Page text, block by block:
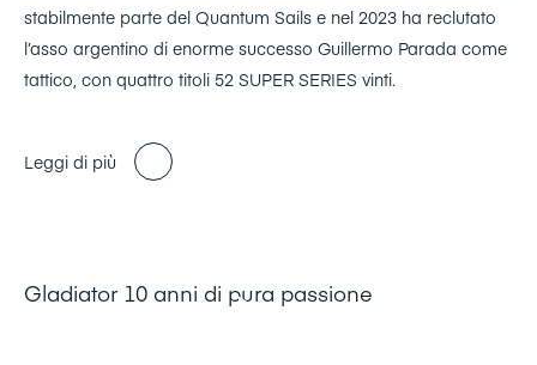
stabilmente parte del Quantum Sails e nel 2023 ha reclutato
l’asso argentino di enorme successo Guillermo Parada come
tattico, con quattro titoli 52 SUPER SERIES vinti.
Leggi di più
Gladiator 10 anni di pura passione